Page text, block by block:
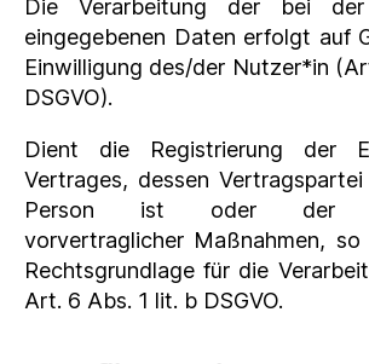
Die Verarbeitung der bei der
eingegebenen Daten erfolgt auf
Einwilligung des/der Nutzer*in
DSGVO).
Dient die Registrierung der
Vertrages, dessen
Person ist oder der
vorvertraglicher Maßnahmen,
Rechtsgrundlage für die
Art. 6 Abs. 1 lit. b DSGVO.